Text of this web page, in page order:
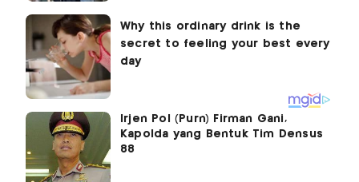
Irjen Pol (Purn) Firman Gani,
Kapolda yang Bentuk Tim Densus
88